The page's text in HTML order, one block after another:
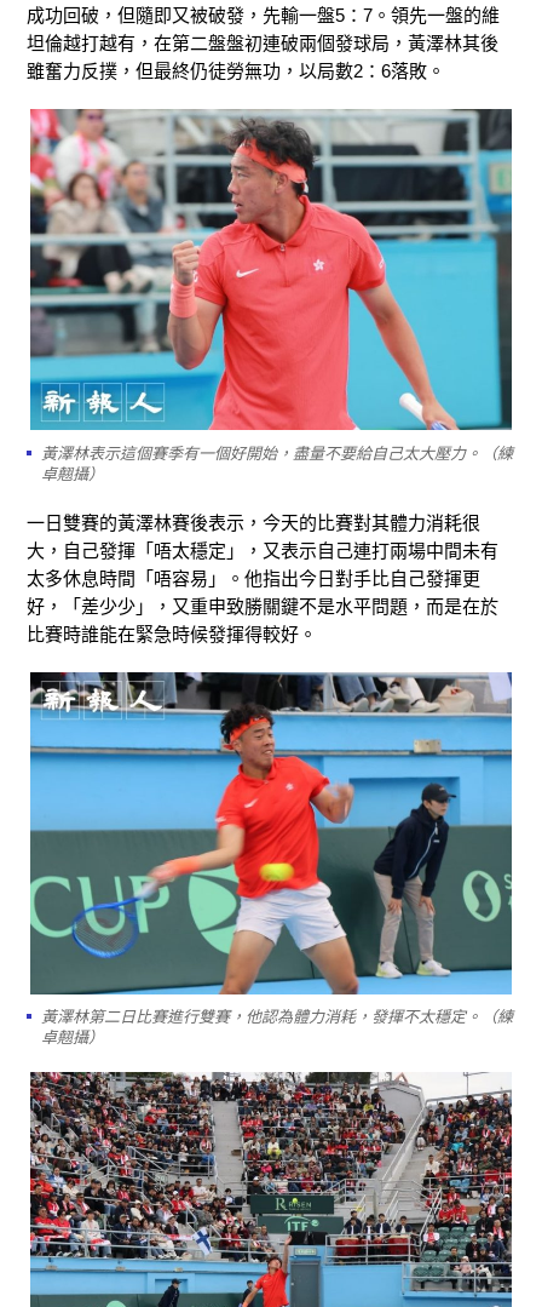
成功回破，但隨即又被破發，先輸一盤5：7。領先一盤的維
坦倫越打越有，在第二盤盤初連破兩個發球局，黃澤林其後
雖奮力反撲，但最終仍徒勞無功，以局數2：6落敗。
黃澤林表示這個賽季有一個好開始，盡量不要給自己太大壓力。（練
卓翹攝）
一日雙賽的黃澤林賽後表示，今天的比賽對其體力消耗很
大，自己發揮「唔太穩定」，又表示自己連打兩場中間未有
太多休息時間「唔容易」。他指出今日對手比自己發揮更
好，「差少少」，又重申致勝關鍵不是水平問題，而是在於
比賽時誰能在緊急時候發揮得較好。
黃澤林第二日比賽進行雙賽，他認為體力消耗，發揮不太穩定。（練
卓翹攝）